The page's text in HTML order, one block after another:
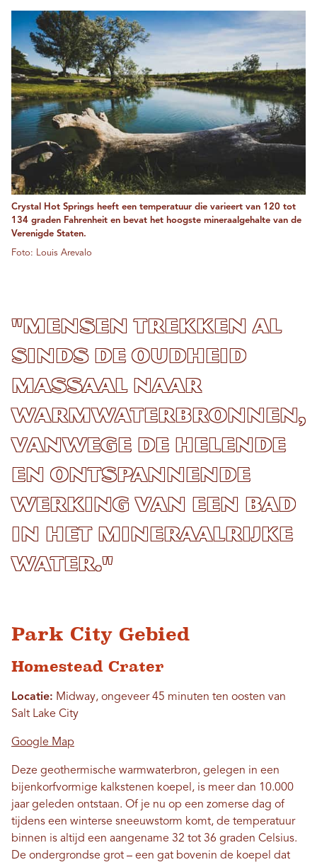
Crystal Hot Springs heeft een temperatuur die varieert van 120 tot
134 graden Fahrenheit en bevat het hoogste mineraalgehalte van de
Verenigde Staten.
Foto: Louis Arevalo
"Mensen trekken al
sinds de oudheid
massaal naar
warmwaterbronnen,
vanwege de helende
en ontspannende
werking van een bad
in het mineraalrijke
water."
Park City Gebied
Homestead Crater
Locatie: Midway, ongeveer 45 minuten ten oosten van
Salt Lake City
Google Map
Deze geothermische warmwaterbron, gelegen in een
bijenkorfvormige kalkstenen koepel, is meer dan 10.000
jaar geleden ontstaan. Of je nu op een zomerse dag of
tijdens een winterse sneeuwstorm komt, de temperatuur
binnen is altijd een aangename 32 tot 36 graden Celsius.
De ondergrondse grot – een gat bovenin de koepel dat